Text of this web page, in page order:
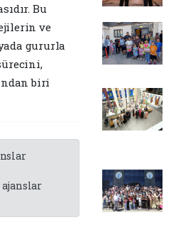
Bu
ve
gururla
biri